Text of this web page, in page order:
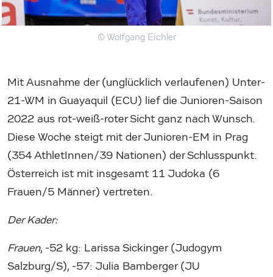
© Wolfgang Eichler
Mit Ausnahme der (unglücklich verlaufenen) Unter-
21-WM in Guayaquil (ECU) lief die Junioren-Saison
2022 aus rot-weiß-roter Sicht ganz nach Wunsch.
Diese Woche steigt mit der Junioren-EM in Prag
(354 AthletInnen/39 Nationen) der Schlusspunkt.
Österreich ist mit insgesamt 11 Judoka (6
Frauen/5 Männer) vertreten.
Der Kader:
Frauen, -52 kg: Larissa Sickinger (Judogym
Salzburg/S), -57: Julia Bamberger (JU